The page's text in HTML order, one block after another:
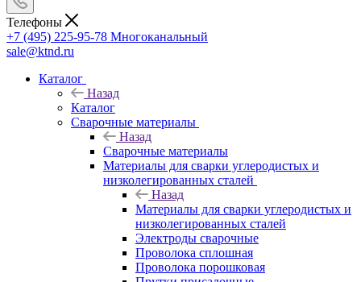
Телефоны
+7 (495) 225-95-78 Многоканальный
sale@ktnd.ru
Каталог
Назад
Каталог
Сварочные материалы
Назад
Сварочные материалы
Материалы для сварки углеродистых и
низколегированных сталей
Назад
Материалы для сварки углеродистых и
низколегированных сталей
Электроды сварочные
Проволока сплошная
Проволока порошковая